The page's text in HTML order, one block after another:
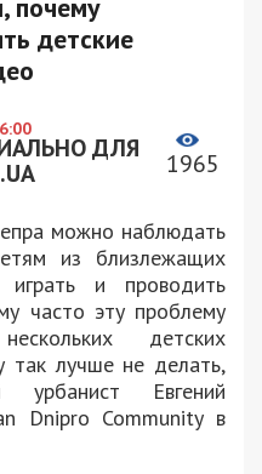
почему
детские
ДЛЯ
1965
можно наблюдать
из близлежащих
и проводить
часто эту проблему
детских
лучше не делать,
урбанист Евгений
Dnipro Community в